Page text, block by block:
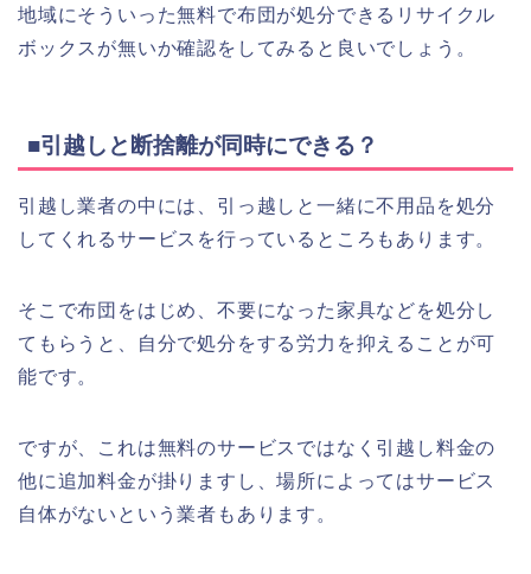
地域にそういった無料で布団が処分できるリサイクル
ボックスが無いか確認をしてみると良いでしょう。
■引越しと断捨離が同時にできる？
引越し業者の中には、引っ越しと一緒に不用品を処分
してくれるサービスを行っているところもあります。
そこで布団をはじめ、不要になった家具などを処分し
てもらうと、自分で処分をする労力を抑えることが可
能です。
ですが、これは無料のサービスではなく引越し料金の
他に追加料金が掛りますし、場所によってはサービス
自体がないという業者もあります。